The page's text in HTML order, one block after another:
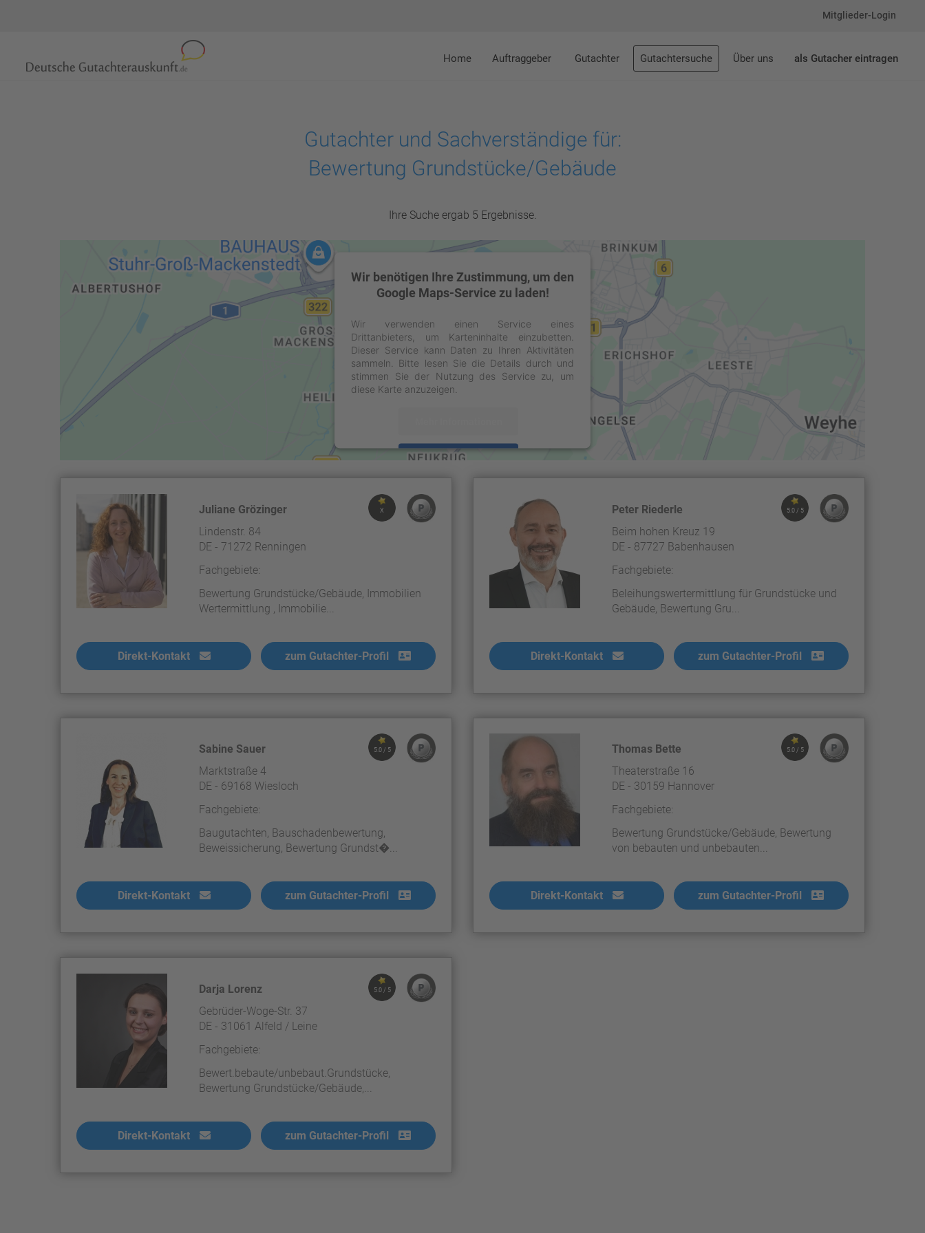
Mitglieder-Login
Home Auftraggeber Gutachter Gutachtersuche Über uns als Gutacher eintragen
Gutachter und Sachverständige für:
Bewertung Grundstücke/Gebäude
Ihre Suche ergab 5 Ergebnisse.
Wir benötigen Ihre Zustimmung, um den
Google Maps-Service zu laden!
Wir verwenden einen Service eines
Drittanbieters, um Karteninhalte einzubetten.
Dieser Service kann Daten zu Ihren Aktivitäten
sammeln. Bitte lesen Sie die Details durch und
stimmen Sie der Nutzung des Service zu, um
diese Karte anzuzeigen.
Akzeptieren
Platform
X
Juliane Grözinger
Lindenstr. 84
DE - 71272 Renningen
Fachgebiete:
Bewertung Grundstücke/Gebäude, Immobilien
Wertermittlung , Immobilie...
Direkt-Kontakt zum Gutachter-Profil
5.0 / 5
Peter Riederle
Beim hohen Kreuz 19
DE - 87727 Babenhausen
Fachgebiete:
Beleihungswertermittlung für Grundstücke und
Gebäude, Bewertung Gru...
Direkt-Kontakt zum Gutachter-Profil
5.0 / 5
Sabine Sauer
Marktstraße 4
DE - 69168 Wiesloch
Fachgebiete:
Baugutachten, Bauschadenbewertung,
Beweissicherung, Bewertung Grundst�...
Direkt-Kontakt zum Gutachter-Profil
5.0 / 5
Thomas Bette
Theaterstraße 16
DE - 30159 Hannover
Fachgebiete:
Bewertung Grundstücke/Gebäude, Bewertung
von bebauten und unbebauten...
Direkt-Kontakt zum Gutachter-Profil
5.0 / 5
Darja Lorenz
Gebrüder-Woge-Str. 37
DE - 31061 Alfeld / Leine
Fachgebiete:
Bewert.bebaute/unbebaut.Grundstücke,
Bewertung Grundstücke/Gebäude,...
Direkt-Kontakt zum Gutachter-Profil